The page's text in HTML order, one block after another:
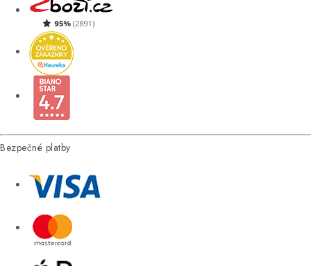
Bezpečné platby